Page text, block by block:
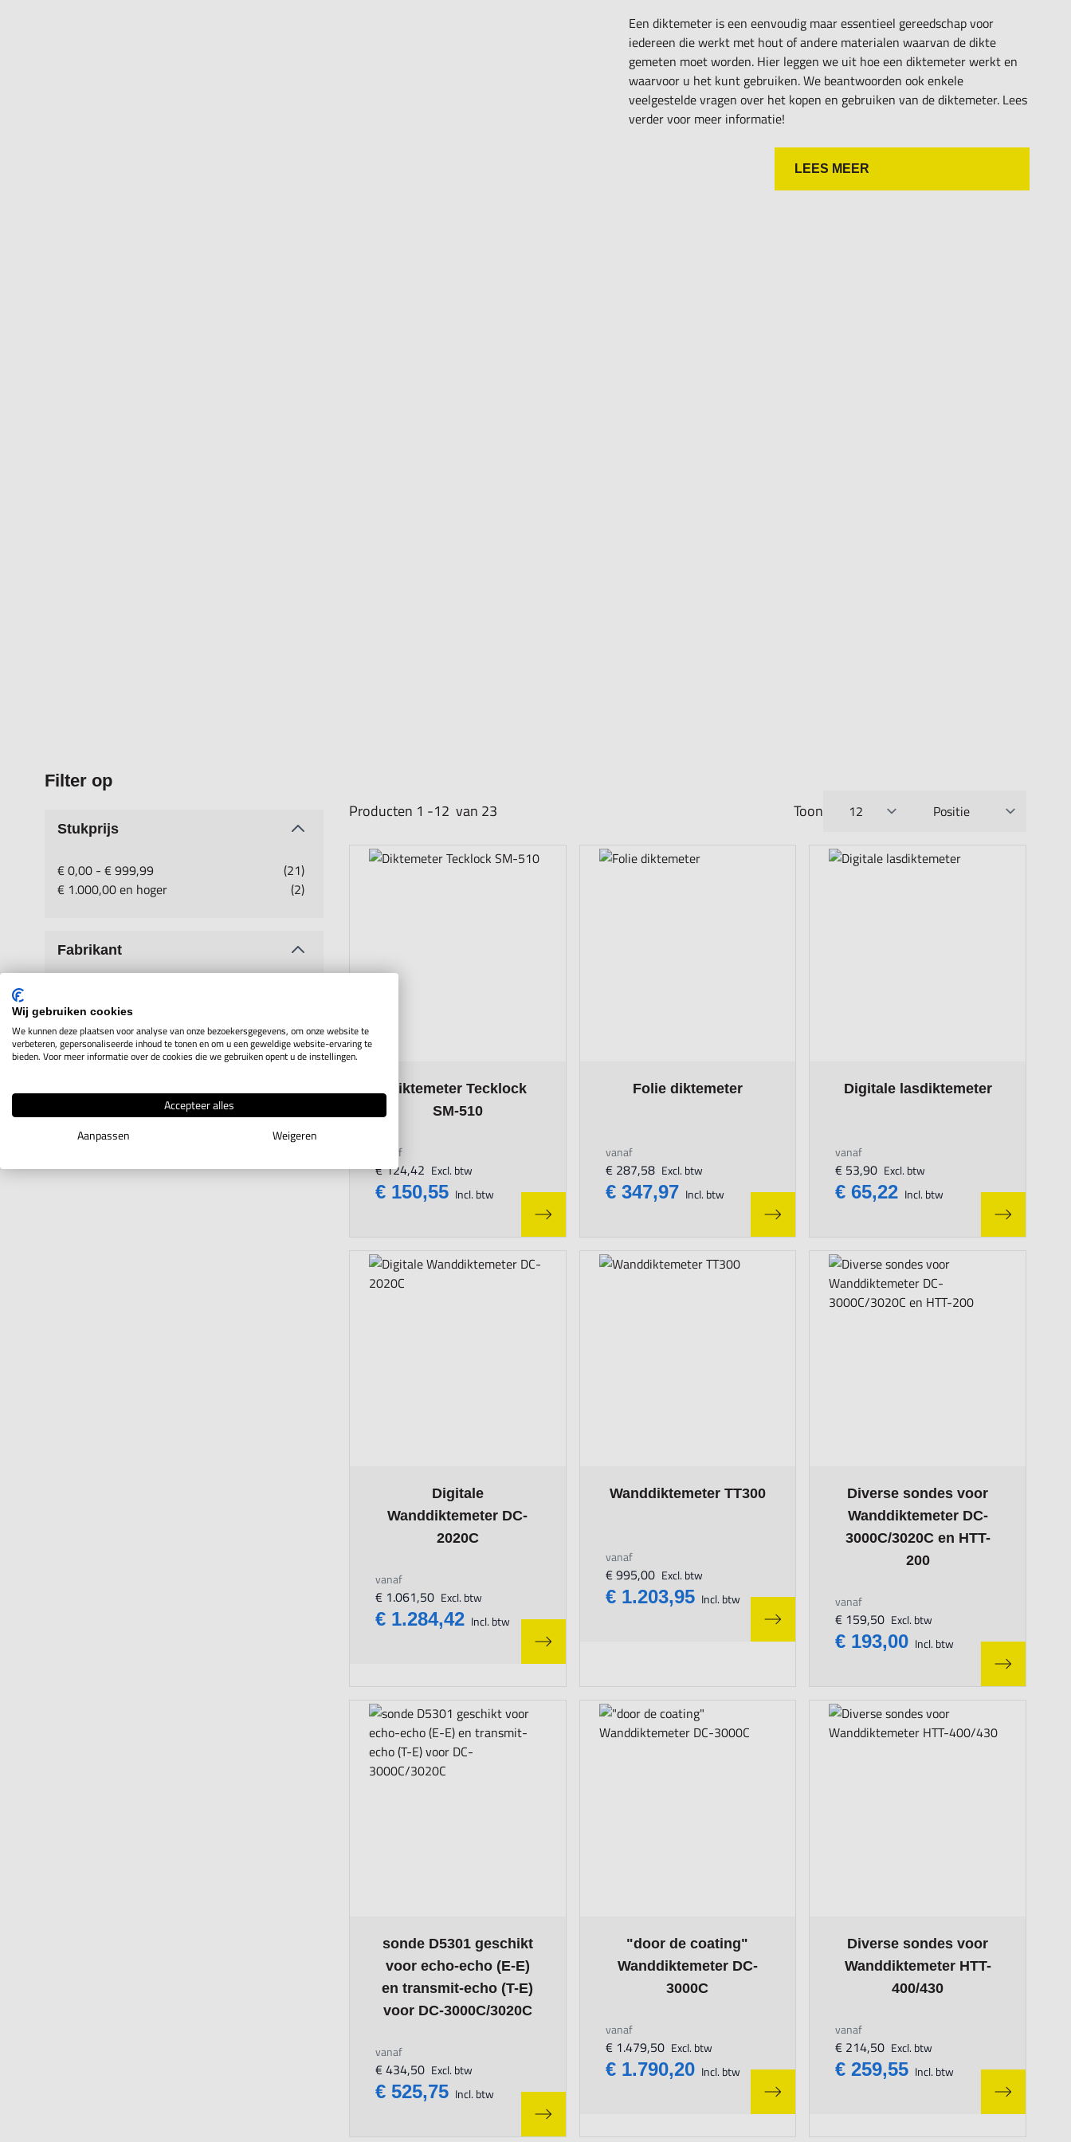
Een diktemeter is een eenvoudig maar essentieel gereedschap voor
iedereen die werkt met hout of andere materialen waarvan de dikte
gemeten moet worden. Hier leggen we uit hoe een diktemeter werkt en
waarvoor u het kunt gebruiken. We beantwoorden ook enkele
veelgestelde vragen over het kopen en gebruiken van de diktemeter. Lees
verder voor meer informatie!
LEES MEER
Filter op
Stukprijs
€ 0,00 - € 999,99
(21)
€ 1.000,00en hoger (2)
Fabrikant
SOBA
Teclock
(2)
Time
(1)
Producten 1 -12 van 23 Toon
per pagina Sorteer op
Diktemeter Tecklock
SM-510
The price depends on the options chosen on the product page
vanaf
€ 150,55 Incl. btw
€ 124,42 Excl. btw
Folie diktemeter
The price depends on the options chosen on the product page
vanaf
€ 347,97 Incl. btw
€ 287,58 Excl. btw
Digitale lasdiktemeter
The price depends on the options chosen
vanaf
€ 65,22 Incl. btw
€ 53,90 Excl. btw
Digitale
Wanddiktemeter DC-
2020C
The price depends on the options chosen on the product page
vanaf
€ 1.284,42 Incl. btw
€ 1.061,50 Excl. btw
Wanddiktemeter TT300
The price depends on the options chosen on the product page
vanaf
€ 1.203,95 Incl. btw
€ 995,00 Excl. btw
Diverse sondes voor
Wanddiktemeter DC-
3000C/3020C en HTT-
200
The price depends on the options chosen
vanaf
€ 193,00 Incl. btw
€ 159,50 Excl. btw
sonde D5301 geschikt
voor echo-echo (E-E)
en transmit-echo (T-E)
voor DC-3000C/3020C
The price depends on the options chosen on the product page
vanaf
€ 525,75 Incl. btw
€ 434,50 Excl. btw
"door de coating"
Wanddiktemeter DC-
3000C
The price depends on the options chosen on the product page
vanaf
€ 1.790,20 Incl. btw
€ 1.479,50 Excl. btw
Diverse sondes voor
Wanddiktemeter HTT-
400/430
The price depends on the options chosen
vanaf
€ 259,55 Incl. btw
€ 214,50 Excl. btw
Wij gebruiken cookies
We kunnen deze plaatsen voor analyse van onze bezoekersgegevens, om onze website te
verbeteren, gepersonaliseerde inhoud te tonen en om u een geweldige website-ervaring te
bieden. Voor meer informatie over de cookies die we gebruiken opent u de instellingen.
Accepteer alles
Aanpassen
Weigeren